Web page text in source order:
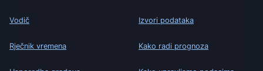
Vodič
Rječnik vremena
Izvori podataka
Kako radi prognoza